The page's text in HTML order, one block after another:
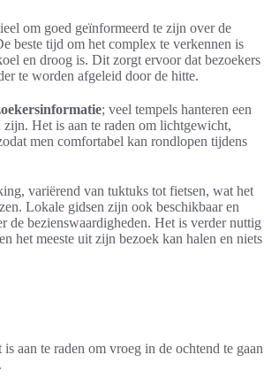
om goed geïnformeerd te zijn over de
beste tijd om het complex te verkennen is
en droog is. Dit zorgt ervoor dat bezoekers
te worden afgeleid door de hitte.
; veel tempels hanteren een
Het is aan te raden om lichtgewicht,
men comfortabel kan rondlopen tijdens
variërend van tuktuks tot fietsen, wat het
Lokale gidsen zijn ook beschikbaar en
de bezienswaardigheden. Het is verder nuttig
het meeste uit zijn bezoek kan halen en niets
aan te raden om vroeg in de ochtend te gaan